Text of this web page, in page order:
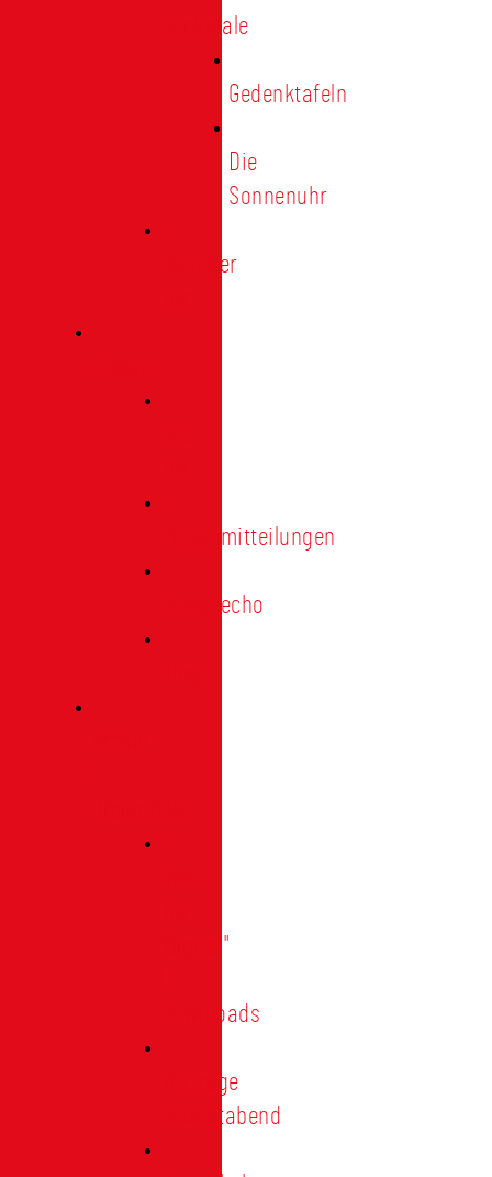
Denkmale
Gedenktafeln
Die
Sonnenuhr
Ratinger
Pressemitteilungen
Presseecho
"digital"
Downloads
Vorträge
Heimatabend